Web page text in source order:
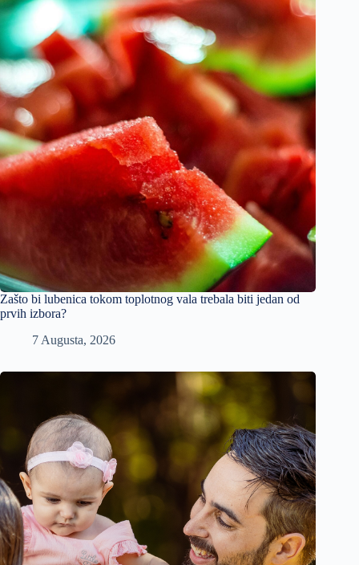
Zašto bi lubenica tokom toplotnog vala trebala biti jedan od
prvih izbora?
7 Augusta, 2026